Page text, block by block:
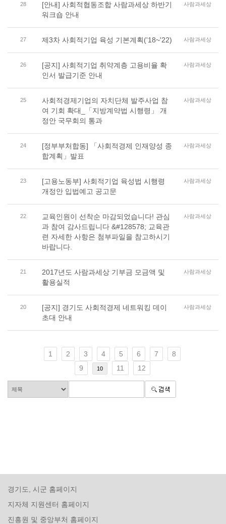
28
[안내] 사회적협동조합 사람과세상 하반기
워크숍 안내
사람과세상
27 제3차 사회적기업 육성 기본계획('18~'22) 사람과세상
26
[공지] 사회적기업 취약계층 고용비율 확
인서 발급기준 안내
사람과세상
25
사회적경제기업의 자치단체 발주사업 참
여 기회 확대_「지방계약법 시행령」 개
정안 국무회의 통과
사람과세상
24
[정부부처합동] 「사회적경제 인재양성 종
합계획」발표
사람과세상
23
[고용노동부] 사회적기업 육성법 시행령
개정안 입법예고 공고문
사람과세상
22
교육인원이 선착순 마감되었습니다! 관심
과 참여 감사드립니다 &#128578; 교육관
련 자세한 사항은 첨부파일을 참고하시기
바랍니다.
사람과세상
21
2017년도 사람과세상 기부금 모금액 및
활용실적
사람과세상
20
[공지] 경기도 사회적경제 네트워킹 데이
초대 안내
사람과세상
1 2 3 4 5 6 7
8
9
10 11 12
경기도, 시군 홈페이지
지자체 지원센터 홈페이지
진흥원 및 중앙부처 홈페이지